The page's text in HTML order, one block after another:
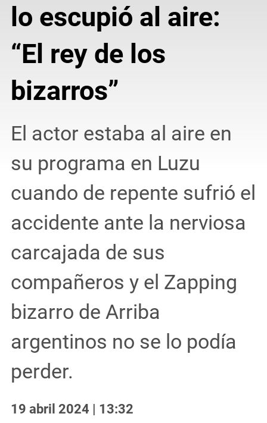
lo escupió al aire:
“El rey de los
bizarros”
El actor estaba al aire en
su programa en Luzu
cuando de repente sufrió el
accidente ante la nerviosa
carcajada de sus
compañeros y el Zapping
bizarro de Arriba
argentinos no se lo podía
perder.
19 abril 2024 | 13:32